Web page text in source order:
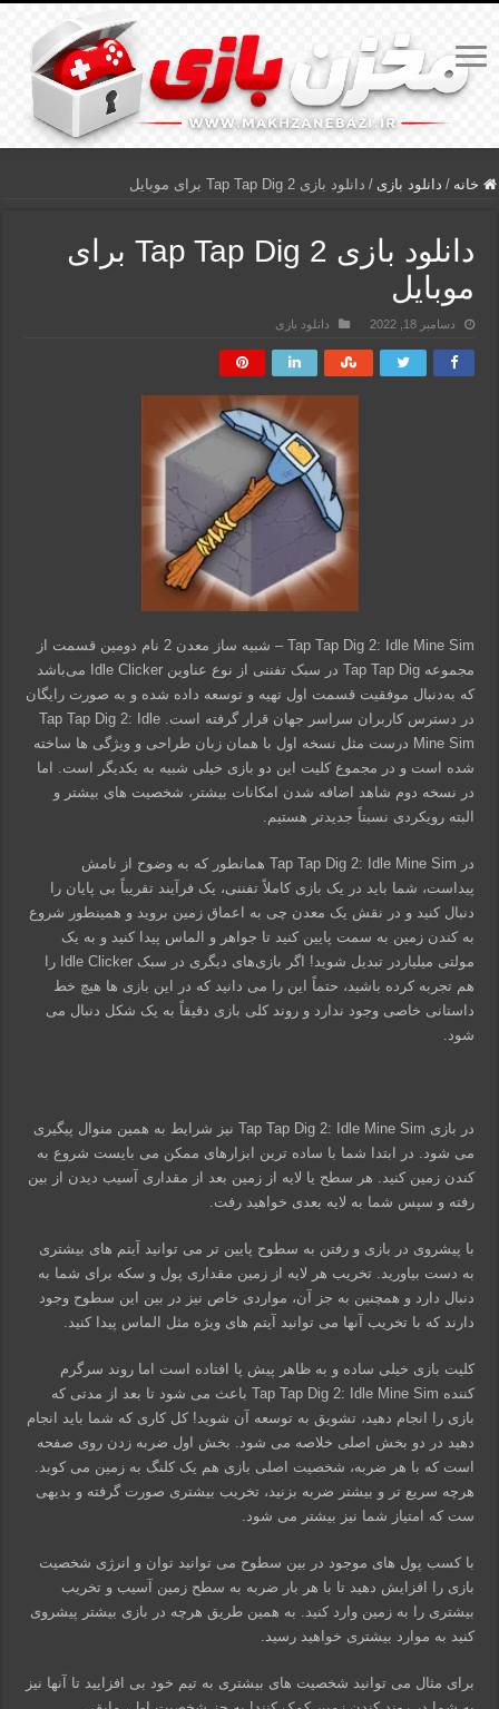
خانه / دانلود بازی / دانلود بازی Tap Tap Dig 2 برای موبایل
دانلود بازی Tap Tap Dig 2 برای
موبایل
دسامبر 18, 2022 دانلود بازی
Tap Tap Dig 2: Idle Mine Sim – شبیه ساز معدن 2 نام دومین قسمت از
مجموعه Tap Tap Dig در سبک تفننی از نوع عناوین Idle Clicker می‌باشد
که به‌دنبال موفقیت قسمت اول تهیه و توسعه داده شده و به صورت رایگان
در دسترس کاربران سراسر جهان قرار گرفته است. Tap Tap Dig 2: Idle
Mine Sim درست مثل نسخه اول با همان زبان طراحی و ویژگی ها ساخته
شده است و در مجموع کلیت این دو بازی خیلی شبیه به یکدیگر است. اما
در نسخه دوم شاهد اضافه شدن امکانات بیشتر، شخصیت های بیشتر و
البته رویکردی نسبتاً جدیدتر هستیم.
در Tap Tap Dig 2: Idle Mine Sim همانطور که به وضوح از نامش
پیداست، شما باید در یک بازی کاملاً تفننی، یک فرآیند تقریباً بی پایان را
دنبال کنید و در نقش یک معدن چی به اعماق زمین بروید و همینطور شروع
به کندن زمین به سمت پایین کنید تا جواهر و الماس پیدا کنید و به یک
مولتی میلیاردر تبدیل شوید! اگر بازی‌های دیگری در سبک Idle Clicker را
هم تجربه کرده باشید، حتماً این را می دانید که در این بازی ها هیچ خط
داستانی خاصی وجود ندارد و روند کلی بازی دقیقاً به یک شکل دنبال می
شود.
در بازی Tap Tap Dig 2: Idle Mine Sim نیز شرایط به همین منوال پیگیری
می شود. در ابتدا شما با ساده ترین ابزارهای ممکن می بایست شروع به
کندن زمین کنید. هر سطح یا لایه از زمین بعد از مقداری آسیب دیدن از بین
رفته و سپس شما به لایه بعدی خواهید رفت.
با پیشروی در بازی و رفتن به سطوح پایین تر می توانید آیتم های بیشتری
به دست بیاورید. تخریب هر لایه از زمین مقداری پول و سکه برای شما به
دنبال دارد و همچنین به جز آن، مواردی خاص نیز در بین این سطوح وجود
دارند که با تخریب آنها می توانید آیتم های ویژه مثل الماس پیدا کنید.
کلیت بازی خیلی ساده و به ظاهر پیش پا افتاده است اما روند سرگرم
کننده Tap Tap Dig 2: Idle Mine Sim باعث می شود تا بعد از مدتی که
بازی را انجام دهید، تشویق به توسعه آن شوید! کل کاری که شما باید انجام
دهید در دو بخش اصلی خلاصه می شود. بخش اول ضربه زدن روی صفحه
است که با هر ضربه، شخصیت اصلی بازی هم یک کلنگ به زمین می کوبد.
هرچه سریع تر و بیشتر ضربه بزنید، تخریب بیشتری صورت گرفته و بدیهی
ست که امتیاز شما نیز بیشتر می شود.
با کسب پول های موجود در بین سطوح می توانید توان و انرژی شخصیت
بازی را افزایش دهید تا با هر بار ضربه به سطح زمین آسیب و تخریب
بیشتری را به زمین وارد کنید. به همین طریق هرچه در بازی بیشتر پیشروی
کنید به موارد بیشتری خواهید رسید.
برای مثال می توانید شخصیت های بیشتری به تیم خود بی افزایید تا آنها نیز